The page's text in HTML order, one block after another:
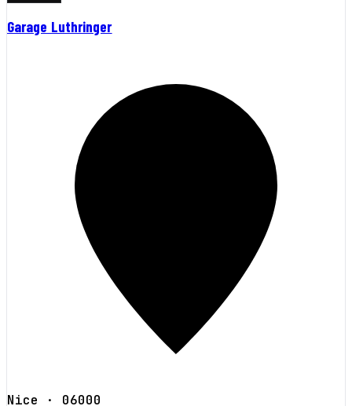
Garage Luthringer
Nice · 06000